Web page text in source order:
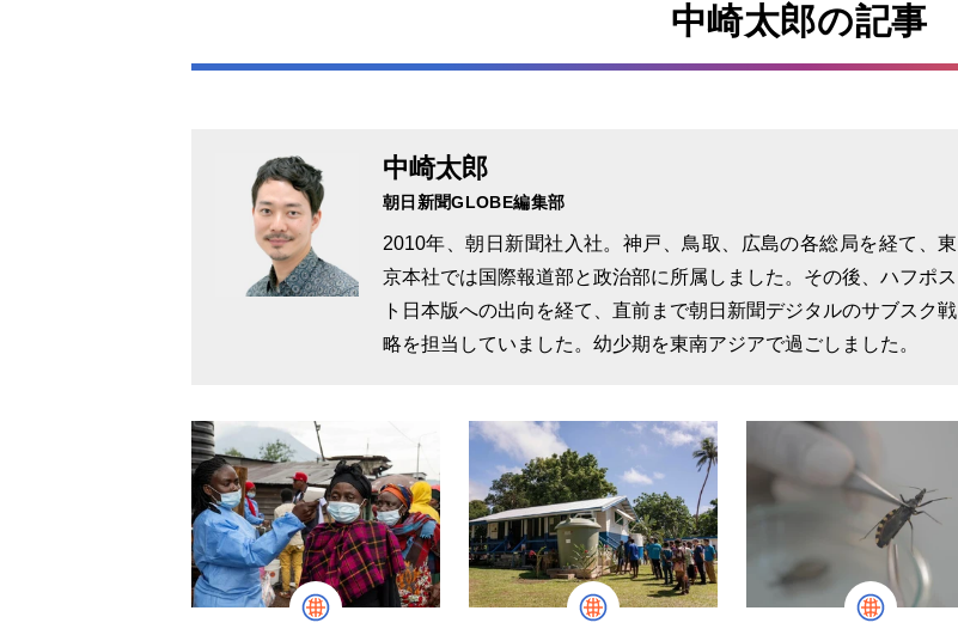
中崎太郎の記事
中崎太郎
朝日新聞GLOBE編集部
2010年、朝日新聞社入社。神戸、鳥取、広島の各総局を経て、東
京本社では国際報道部と政治部に所属しました。その後、ハフポス
ト日本版への出向を経て、直前まで朝日新聞デジタルのサブスク戦
略を担当していました。幼少期を東南アジアで過ごしました。